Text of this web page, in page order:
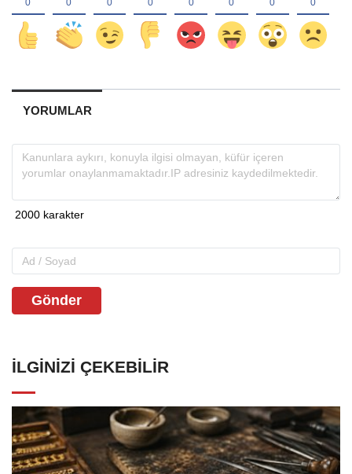
YORUMLAR
Gönder
İLGINIZI ÇEKEBILIR